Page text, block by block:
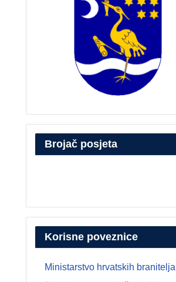
Brojač posjeta
Korisne poveznice
Ministarstvo hrvatskih branitelja